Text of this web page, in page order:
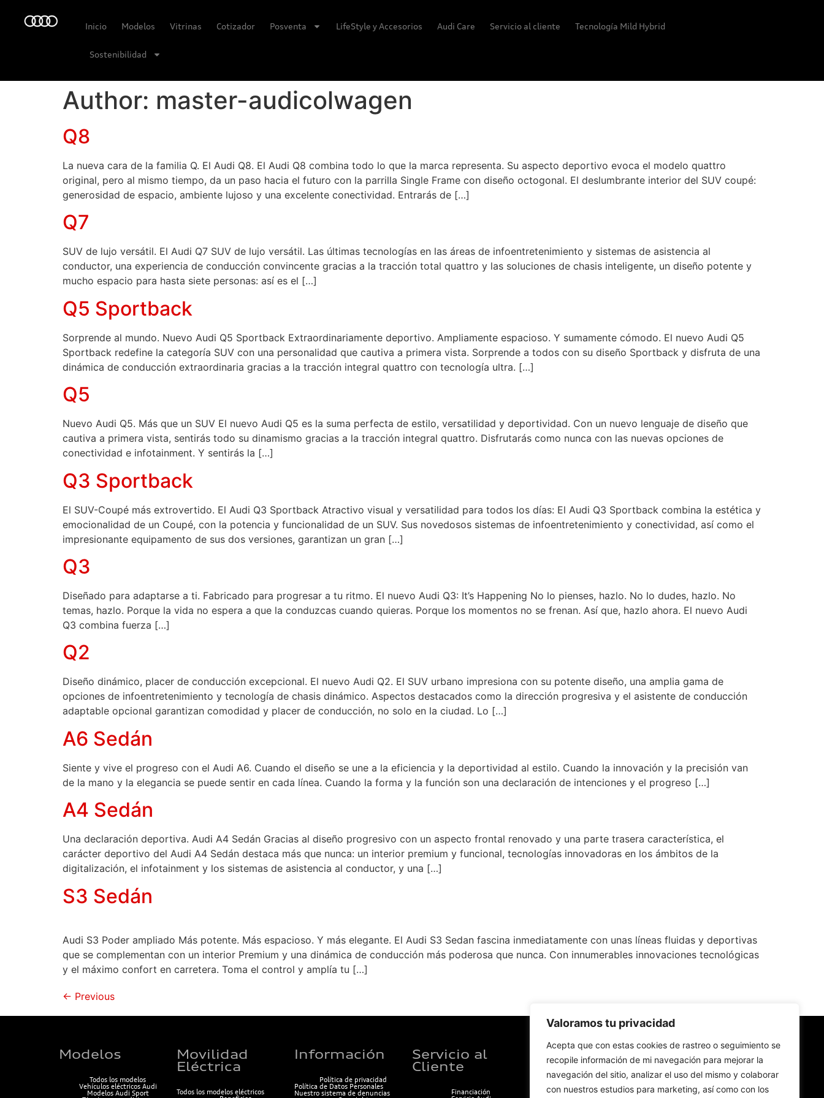
Valoramos tu privacidad
Acepta que con estas cookies de rastreo o seguimiento se
recopile información de mi navegación para mejorar la
navegación del sitio, analizar el uso del mismo y colaborar
con nuestros estudios para marketing, así como con los
Inicio Modelos Vitrinas Cotizador Posventa LifeStyle y Accesorios Audi Care Servicio al cliente Tecnología Mild Hybrid
Sostenibilidad
Author: master-audicolwagen
Q8
La nueva cara de la familia Q. El Audi Q8. El Audi Q8 combina todo lo que la marca representa. Su aspecto deportivo evoca el modelo quattro
original, pero al mismo tiempo, da un paso hacia el futuro con la parrilla Single Frame con diseño octogonal. El deslumbrante interior del SUV coupé:
generosidad de espacio, ambiente lujoso y una excelente conectividad. Entrarás de […]
Q7
SUV de lujo versátil. El Audi Q7 SUV de lujo versátil. Las últimas tecnologías en las áreas de infoentretenimiento y sistemas de asistencia al
conductor, una experiencia de conducción convincente gracias a la tracción total quattro y las soluciones de chasis inteligente, un diseño potente y
mucho espacio para hasta siete personas: así es el […]
Q5 Sportback
Sorprende al mundo. Nuevo Audi Q5 Sportback Extraordinariamente deportivo. Ampliamente espacioso. Y sumamente cómodo. El nuevo Audi Q5
Sportback redefine la categoría SUV con una personalidad que cautiva a primera vista. Sorprende a todos con su diseño Sportback y disfruta de una
dinámica de conducción extraordinaria gracias a la tracción integral quattro con tecnología ultra. […]
Q5
Nuevo Audi Q5. Más que un SUV El nuevo Audi Q5 es la suma perfecta de estilo, versatilidad y deportividad. Con un nuevo lenguaje de diseño que
cautiva a primera vista, sentirás todo su dinamismo gracias a la tracción integral quattro. Disfrutarás como nunca con las nuevas opciones de
conectividad e infotainment. Y sentirás la […]
Q3 Sportback
El SUV-Coupé más extrovertido. El Audi Q3 Sportback Atractivo visual y versatilidad para todos los días: El Audi Q3 Sportback combina la estética y
emocionalidad de un Coupé, con la potencia y funcionalidad de un SUV. Sus novedosos sistemas de infoentretenimiento y conectividad, así como el
impresionante equipamento de sus dos versiones, garantizan un gran […]
Q3
Diseñado para adaptarse a ti. Fabricado para progresar a tu ritmo. El nuevo Audi Q3: It’s Happening No lo pienses, hazlo. No lo dudes, hazlo. No
temas, hazlo. Porque la vida no espera a que la conduzcas cuando quieras. Porque los momentos no se frenan. Así que, hazlo ahora. El nuevo Audi
Q3 combina fuerza […]
Q2
Diseño dinámico, placer de conducción excepcional. El nuevo Audi Q2. El SUV urbano impresiona con su potente diseño, una amplia gama de
opciones de infoentretenimiento y tecnología de chasis dinámico. Aspectos destacados como la dirección progresiva y el asistente de conducción
adaptable opcional garantizan comodidad y placer de conducción, no solo en la ciudad. Lo […]
A6 Sedán
Siente y vive el progreso con el Audi A6. Cuando el diseño se une a la eficiencia y la deportividad al estilo. Cuando la innovación y la precisión van
de la mano y la elegancia se puede sentir en cada línea. Cuando la forma y la función son una declaración de intenciones y el progreso […]
A4 Sedán
Una declaración deportiva. Audi A4 Sedán Gracias al diseño progresivo con un aspecto frontal renovado y una parte trasera característica, el
carácter deportivo del Audi A4 Sedán destaca más que nunca: un interior premium y funcional, tecnologías innovadoras en los ámbitos de la
digitalización, el infotainment y los sistemas de asistencia al conductor, y una […]
S3 Sedán
Audi S3 Poder ampliado Más potente. Más espacioso. Y más elegante. El Audi S3 Sedan fascina inmediatamente con unas líneas fluidas y deportivas
que se complementan con un interior Premium y una dinámica de conducción más poderosa que nunca. Con innumerables innovaciones tecnológicas
y el máximo confort en carretera. Toma el control y amplía tu […]
← Previous
Modelos
Todos los modelos
Vehículos eléctricos Audi
Modelos Audi Sport
Movilidad
Eléctrica
Todos los modelos eléctricos
Información
Política de privacidad
Política de Datos Personales
Nuestro sistema de denuncias
Servicio al
Cliente
Financiación
COTIZADOR